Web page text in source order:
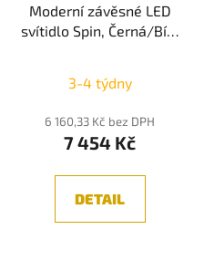
Moderní závěsné LED
svítidlo Spin, Černá/Bílá
hodnocení
produktu
je
3-4 týdny
6 160,33 Kč bez DPH
7 454 Kč
DETAIL